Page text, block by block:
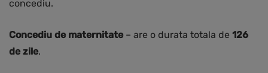
concediu.
Concediu de maternitate– are o durata totala de 126
de zile.